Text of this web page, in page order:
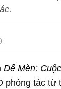
Dế Mèn:
phóng tác từ